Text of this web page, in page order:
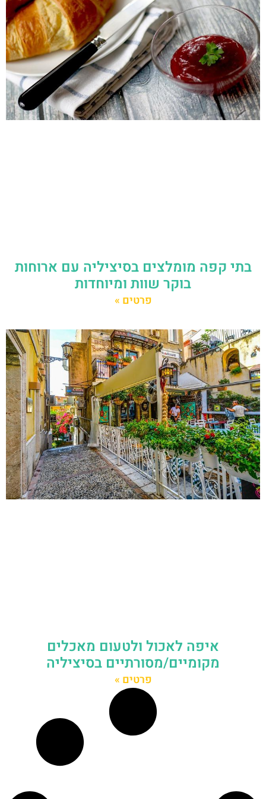
בתי קפה מומלצים בסיציליה עם ארוחות
בוקר שוות ומיוחדות
פרטים »
איפה לאכול ולטעום מאכלים
מקומיים/מסורתיים בסיציליה
פרטים »